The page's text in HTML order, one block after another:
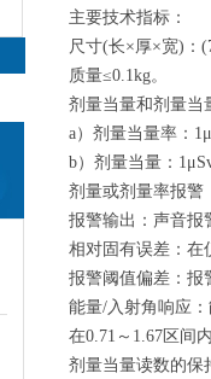
主要技术指标：
尺寸(长×厚×宽)：
质量≤0.1kg。
剂量当量和剂量当
a）剂量当量率：
b）剂量当量：
剂量或剂量率报警
报警输出：声音报
相对固有误差：在
报警阈值偏差：报
能量/入射角响应
在0.71～1.67区间
剂量当量读数的保